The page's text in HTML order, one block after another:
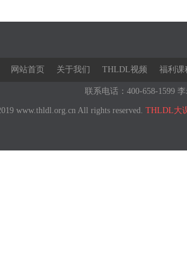
网站首页 关于我们 THLDL视频 福利课
联系电话：400-658-1599
www.thldl.org.cn All rights reserved. THLDL大